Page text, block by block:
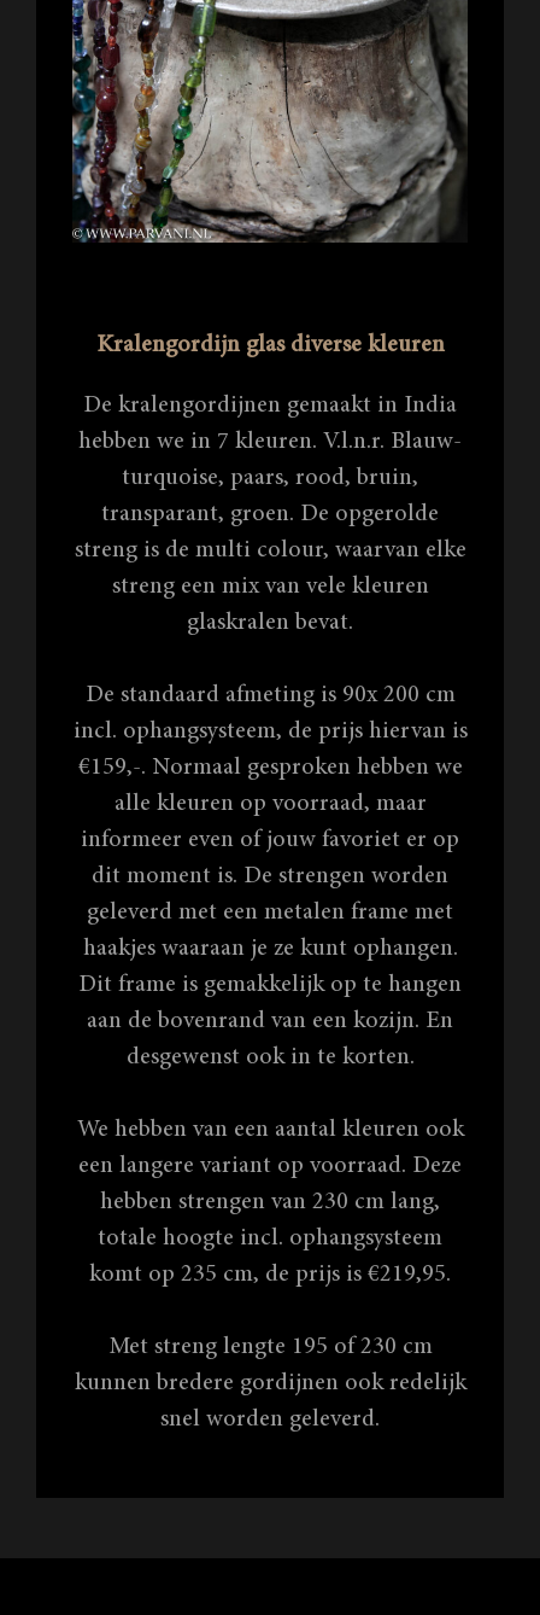
Kralengordijn glas diverse kleuren
De kralengordijnen gemaakt in India
hebben we in 7 kleuren. V.l.n.r. Blauw-
turquoise, paars, rood, bruin,
transparant, groen. De opgerolde
streng is de multi colour, waarvan elke
streng een mix van vele kleuren
glaskralen bevat.
De standaard afmeting is 90x 200 cm
incl. ophangsysteem, de prijs hiervan is
€159,-. Normaal gesproken hebben we
alle kleuren op voorraad, maar
informeer even of jouw favoriet er op
dit moment is. De strengen worden
geleverd met een metalen frame met
haakjes waaraan je ze kunt ophangen.
Dit frame is gemakkelijk op te hangen
aan de bovenrand van een kozijn. En
desgewenst ook in te korten.
We hebben van een aantal kleuren ook
een langere variant op voorraad. Deze
hebben strengen van 230 cm lang,
totale hoogte incl. ophangsysteem
komt op 235 cm, de prijs is €219,95.
Met streng lengte 195 of 230 cm
kunnen bredere gordijnen ook redelijk
snel worden geleverd.